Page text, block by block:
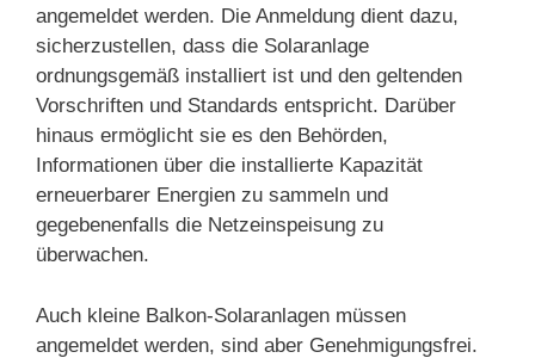
angemeldet werden. Die Anmeldung dient dazu,
sicherzustellen, dass die Solaranlage
ordnungsgemäß installiert ist und den geltenden
Vorschriften und Standards entspricht. Darüber
hinaus ermöglicht sie es den Behörden,
Informationen über die installierte Kapazität
erneuerbarer Energien zu sammeln und
gegebenenfalls die Netzeinspeisung zu
überwachen.
Auch kleine Balkon-Solaranlagen müssen
angemeldet werden, sind aber Genehmigungsfrei.